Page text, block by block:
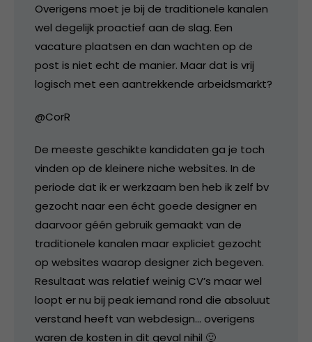
Overigens moet je bij de traditionele kanalen
wel degelijk proactief aan de slag. Een
vacature plaatsen en dan wachten op de
post is niet echt de manier. Maar dat is vrij
logisch met een aantrekkende arbeidsmarkt?
@CorR
De meeste geschikte kandidaten ga je toch
vinden op de kleinere niche websites. In de
periode dat ik er werkzaam ben heb ik zelf bv
gezocht naar een écht goede designer en
daarvoor géén gebruik gemaakt van de
traditionele kanalen maar expliciet gezocht
op websites waarop designer zich begeven.
Resultaat was relatief weinig CV’s maar wel
loopt er nu bij peak iemand rond die absoluut
verstand heeft van webdesign… overigens
waren de kosten in dit geval nihil 🙂